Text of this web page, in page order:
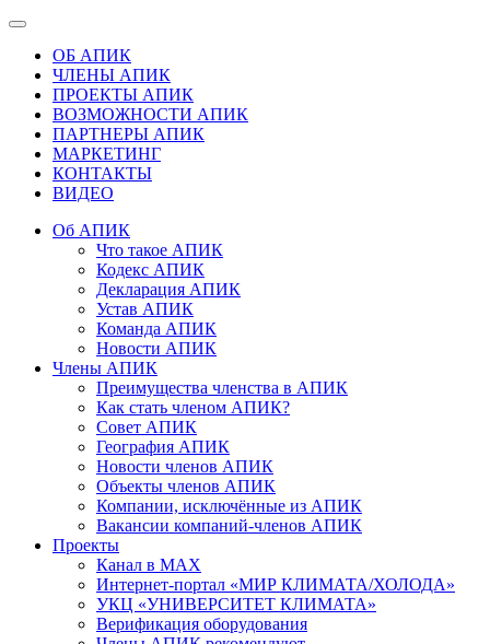
ОБ АПИК
ЧЛЕНЫ АПИК
ПРОЕКТЫ АПИК
ВОЗМОЖНОСТИ АПИК
ПАРТНЕРЫ АПИК
МАРКЕТИНГ
КОНТАКТЫ
ВИДЕО
Об АПИК
Что такое АПИК
Кодекс АПИК
Декларация АПИК
Устав АПИК
Команда АПИК
Новости АПИК
Члены АПИК
Преимущества членства в АПИК
Как стать членом АПИК?
Совет АПИК
География АПИК
Новости членов АПИК
Объекты членов АПИК
Компании, исключённые из АПИК
Вакансии компаний-членов АПИК
Проекты
Канал в MAX
Интернет-портал «МИР КЛИМАТА/ХОЛОДА»
УКЦ «УНИВЕРСИТЕТ КЛИМАТА»
Верификация оборудования